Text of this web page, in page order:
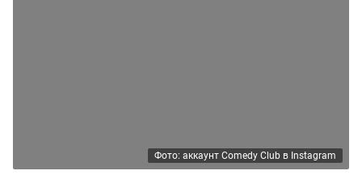
Фото: аккаунт Comedy Club в Instagram